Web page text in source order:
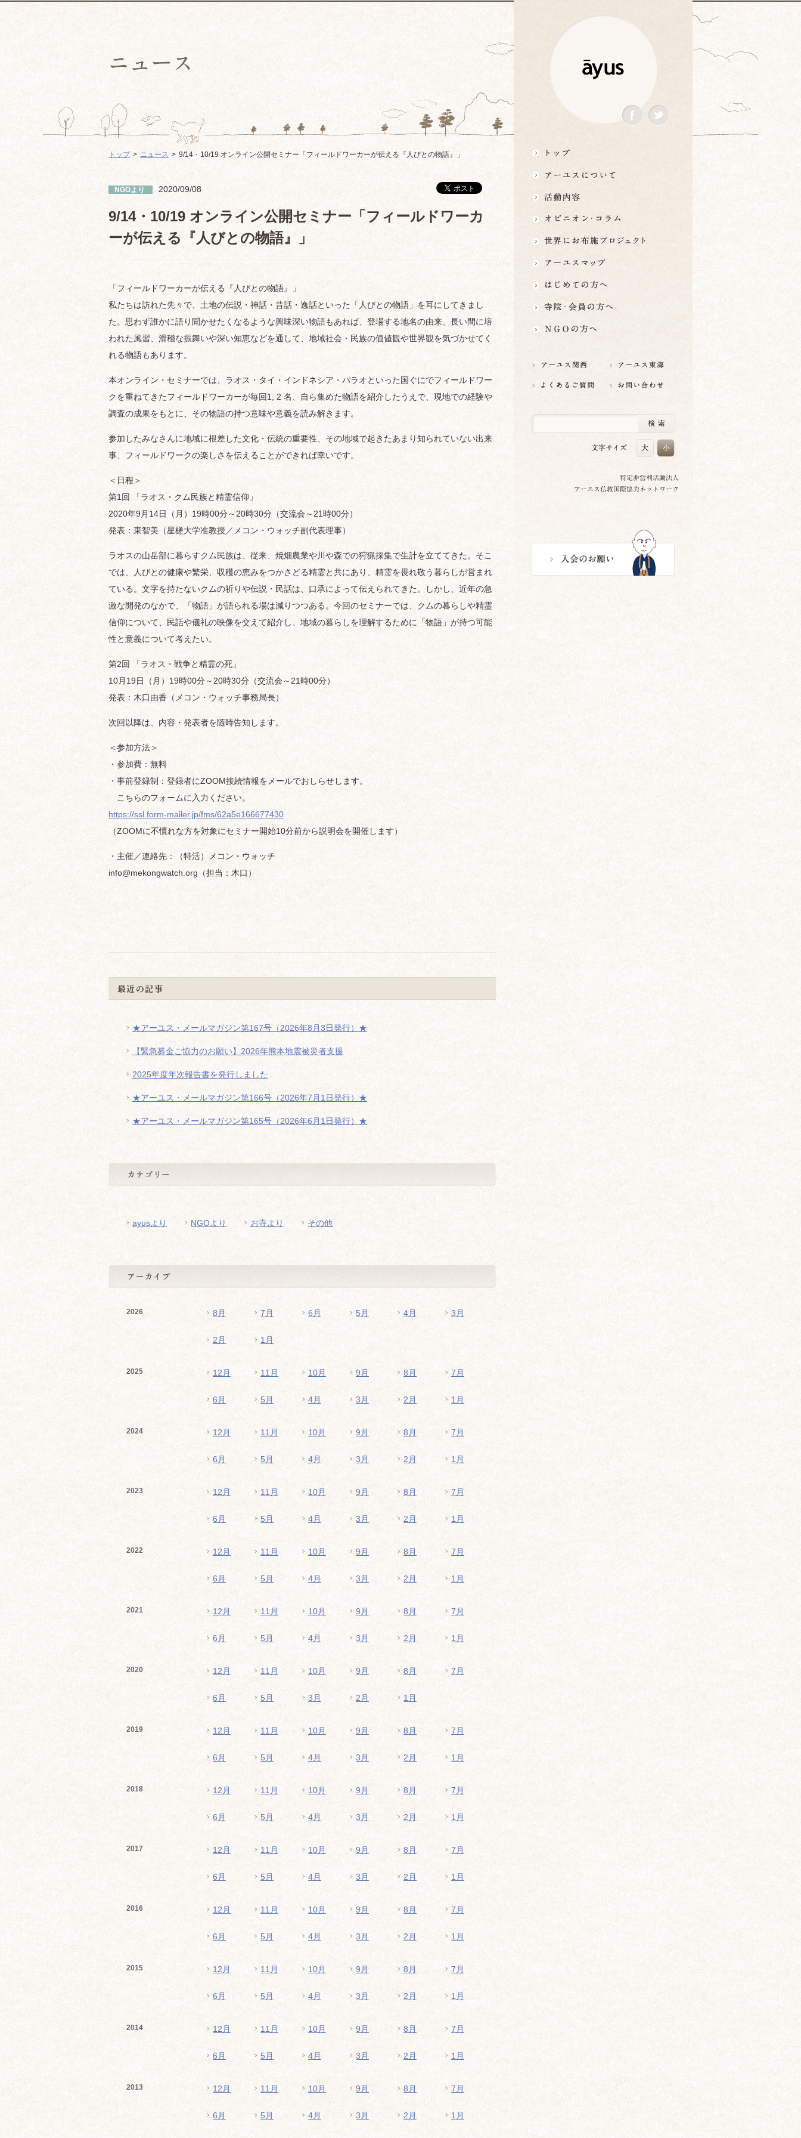
トップ ニュース 9/14・10/19 オンライン公開セミナー「フィールドワーカーが伝える『人びとの物語』」
NGOより 2020/09/08
9/14・10/19 オンライン公開セミナー「フィールドワーカ
ーが伝える『人びとの物語』」
「フィールドワーカーが伝える『人びとの物語』」
私たちは訪れた先々で、土地の伝説・神話・昔話・逸話といった「人びとの物語」を耳にしてきまし
た。思わず誰かに語り聞かせたくなるような興味深い物語もあれば、登場する地名の由来、長い間に培
われた風習、滑稽な振舞いや深い知恵などを通して、地域社会・民族の価値観や世界観を気づかせてく
れる物語もあります。
本オンライン・セミナーでは、ラオス・タイ・インドネシア・パラオといった国ぐにでフィールドワー
クを重ねてきたフィールドワーカーが毎回1, 2 名、自ら集めた物語を紹介したうえで、現地での経験や
調査の成果をもとに、その物語の持つ意味や意義を読み解きます。
参加したみなさんに地域に根差した文化・伝統の重要性、その地域で起きたあまり知られていない出来
事、フィールドワークの楽しさを伝えることができれば幸いです。
＜日程＞
第1回 「ラオス・クム民族と精霊信仰」
2020年9月14日（月）19時00分～20時30分（交流会～21時00分）
発表：東智美（星槎大学准教授／メコン・ウォッチ副代表理事）
ラオスの山岳部に暮らすクム民族は、従来、焼畑農業や川や森での狩猟採集で生計を立ててきた。そこ
では、人びとの健康や繁栄、収穫の恵みをつかさどる精霊と共にあり、精霊を畏れ敬う暮らしが営まれ
ている。文字を持たないクムの祈りや伝説・民話は、口承によって伝えられてきた。しかし、近年の急
激な開発のなかで、「物語」が語られる場は減りつつある。今回のセミナーでは、クムの暮らしや精霊
信仰について、民話や儀礼の映像を交えて紹介し、地域の暮らしを理解するために「物語」が持つ可能
性と意義について考えたい。
第2回 「ラオス・戦争と精霊の死」
10月19日（月）19時00分～20時30分（交流会～21時00分）
発表：木口由香（メコン・ウォッチ事務局長）
次回以降は、内容・発表者を随時告知します。
＜参加方法＞
・参加費：無料
・事前登録制：登録者にZOOM接続情報をメールでおしらせします。
こちらのフォームに入力ください。
https://ssl.form-mailer.jp/fms/62a5e166677430
（ZOOMに不慣れな方を対象にセミナー開始10分前から説明会を開催します）
・主催／連絡先：（特活）メコン・ウォッチ
info@mekongwatch.org（担当：木口）
最近の記事
★アーユス・メールマガジン第167号（2026年8月3日発行）★
【緊急募金ご協力のお願い】2026年熊本地震被災者支援
2025年度年次報告書を発行しました
★アーユス・メールマガジン第166号（2026年7月1日発行）★
★アーユス・メールマガジン第165号（2026年6月1日発行）★
ayusより NGOより お寺より その他
2026 8月 7月 6月 5月 4月 3月
2月 1月
2025 12月 11月 10月 9月 8月 7月
6月 5月 4月 3月 2月 1月
2024 12月 11月 10月 9月 8月 7月
6月 5月 4月 3月 2月 1月
2023 12月 11月 10月 9月 8月 7月
6月 5月 4月 3月 2月 1月
2022 12月 11月 10月 9月 8月 7月
6月 5月 4月 3月 2月 1月
2021 12月 11月 10月 9月 8月 7月
6月 5月 4月 3月 2月 1月
2020 12月 11月 10月 9月 8月 7月
6月 5月 3月 2月 1月
2019 12月 11月 10月 9月 8月 7月
6月 5月 4月 3月 2月 1月
2018 12月 11月 10月 9月 8月 7月
6月 5月 4月 3月 2月 1月
2017 12月 11月 10月 9月 8月 7月
6月 5月 4月 3月 2月 1月
2016 12月 11月 10月 9月 8月 7月
6月 5月 4月 3月 2月 1月
2015 12月 11月 10月 9月 8月 7月
6月 5月 4月 3月 2月 1月
2014 12月 11月 10月 9月 8月 7月
6月 5月 4月 3月 2月 1月
2013 12月 11月 10月 9月 8月 7月
6月 5月 4月 3月 2月 1月